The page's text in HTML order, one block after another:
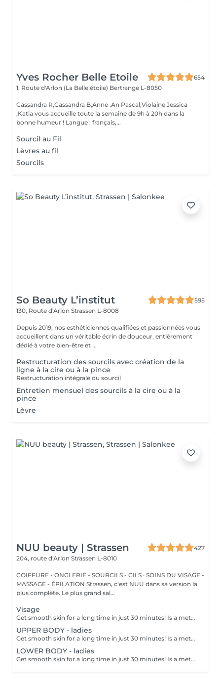
Yves Rocher Belle Etoile
654
1, Route d'Arlon (La Belle étoile) Bertrange L-8050
Cassandra R,Cassandra B,Anne ,An Pascal,Violaine Jessica
,Katia vous accueille toute la semaine de 9h à 20h dans la
bonne humeur ! Langue : français,...
Sourcil au Fil
Lèvres au fil
Sourcils
So Beauty L’institut
595
130, Route d'Arlon Strassen L-8008
Depuis 2019, nos esthéticiennes qualifiées et passionnées vous
accueillent dans un véritable écrin de douceur, entièrement
dédié à votre bien-être et ...
Restructuration des sourcils avec création de la
ligne à la cire ou à la pince
Restructuration intégrale du sourcil
Entretien mensuel des sourcils à la cire ou à la
pince
Lèvre
NUU beauty | Strassen
427
204, route d'Arlon Strassen L-8010
COIFFURE - ONGLERIE - SOURCILS - CILS · SOINS DU VISAGE -
MASSAGE - ÉPILATION Strassen, c'est NUU dans sa version la
plus complète. Le plus grand sal...
Visage
Get smooth skin for a long time in just 30 minutes! Is a method of hair removal when your hair is pulled out with warm wax with the hair follicle. How is wax epilation done? - preparation (the beautician applies a special antiseptic lotion to the skin) - wax is applied (the wax mixture is heated to a certain temperature, after which it is applied to the skin using a wooden stick) - depilation (after the wax hardens the beautician removes the wax strips with hair using sharp movements) - wax residue are removed (wax residues are cleaned off and aloe vera cream is applied) Age restrictions: recommended to do from 14 years. Post procedure recommendations: recommended to do not take hot bath, do not visit sauna, do not swim in the pool for 12 hours after the procedure - it can cause irritation. Frequency: once in 4 weeks.
UPPER BODY - ladies
Get smooth skin for a long time in just 30 minutes! Is a method of hair removal when your hair is pulled out with warm wax with the hair follicle. How is wax epilation done? - preparation is performed - wax is applied - depilation is performed - wax residue is removed Age restrictions: recommended to do from 14 years. Post procedure recommendations: do not take hot bath, do not visit sauna, do not swim in the pool for 12 hours after the procedure - it can cause irritation. Frequency: once in 4 weeks.
LOWER BODY - ladies
Get smooth skin for a long time in just 30 minutes! Is a method of hair removal when your hair is pulled out with warm wax with the hair follicle. How is wax epilation done? - preparation is performed - wax is applied - depilation is performed - wax residue is removed Age restrictions: recommended to do from 14 years. Post procedure recommendations: do not take hot bath, do not visit sauna, do not swim in the pool for 12 hours after the procedure - it can cause irritation. Frequency: once in 4 weeks.